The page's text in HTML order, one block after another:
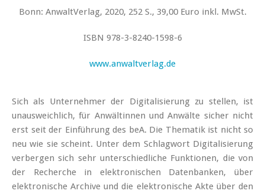
Bonn: AnwaltVerlag, 2020, 252 S., 39,00 Euro inkl. MwSt.
ISBN 978-3-8240-1598-6
www.anwaltverlag.de
Sich als Unternehmer der Digitalisierung zu stellen, ist
unausweichlich, für Anwältinnen und Anwälte sicher nicht
erst seit der Einführung des beA. Die Thematik ist nicht so
neu wie sie scheint. Unter dem Schlagwort Digitalisierung
verbergen sich sehr unterschiedliche Funktionen, die von
der Recherche in elektronischen Datenbanken, über
elektronische Archive und die elektronische Akte über den